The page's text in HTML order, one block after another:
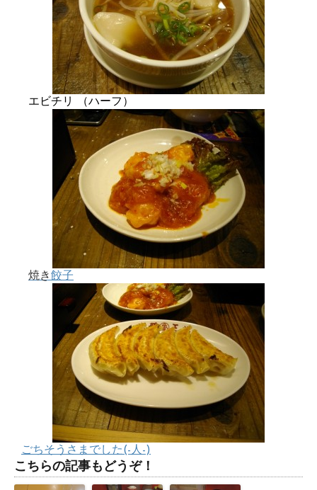
エビチリ （ハーフ）
焼き餃子
ごちそうさまでした(-人-)
こちらの記事もどうぞ！